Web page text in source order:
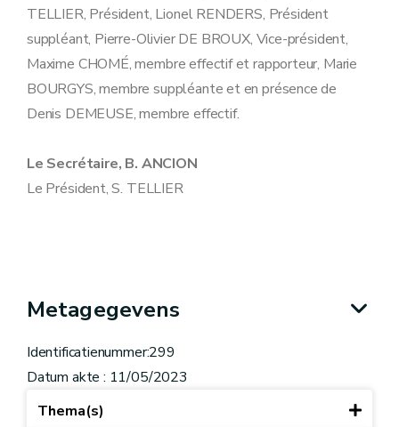
TELLIER, Président, Lionel RENDERS, Président
suppléant, Pierre-Olivier DE BROUX, Vice-président,
Maxime CHOMÉ, membre effectif et rapporteur, Marie
BOURGYS, membre suppléante et en présence de
Denis DEMEUSE, membre effectif.
Le Secrétaire, B. ANCION
Le Président, S. TELLIER
Metagegevens
Identificatienummer:299
Datum akte : 11/05/2023
Thema(s)